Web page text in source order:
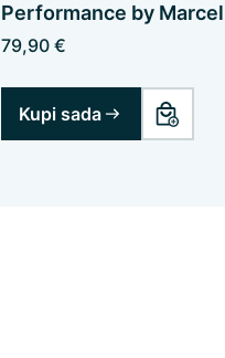
Performance by
79,90 €
Kupi sada